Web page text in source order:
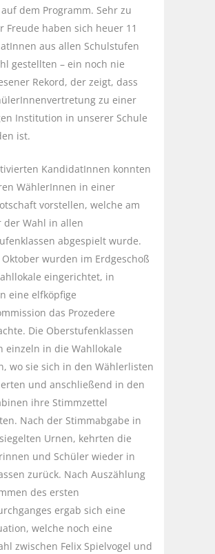
dem Programm. Sehr zu
Freude haben sich heuer 11
aus allen Schulstufen
gestellten – ein noch nie
Rekord, der zeigt, dass
zu einer
Institution in unserer Schule
ist.
KandidatInnen konnten
WählerInnen in einer
vorstellen, welche am
der Wahl in allen
abgespielt wurde.
Oktober wurden im Erdgeschoß
eingerichtet, in
eine elfköpfige
das Prozedere
Die Oberstufenklassen
einzeln in die Wahllokale
wo sie sich in den Wählerlisten
und anschließend in den
ihre Stimmzettel
Nach der Stimmabgabe in
Urnen, kehrten die
und Schüler wieder in
zurück. Nach Auszählung
des ersten
ergab sich eine
welche noch eine
zwischen Felix Spielvogel und